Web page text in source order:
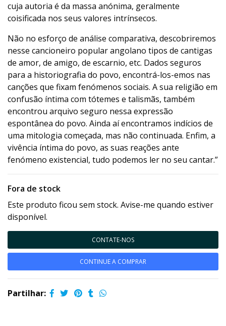
cuja autoria é da massa anónima, geralmente
coisificada nos seus valores intrínsecos.
Não no esforço de análise comparativa, descobriremos
nesse cancioneiro popular angolano tipos de cantigas
de amor, de amigo, de escarnio, etc. Dados seguros
para a historiografia do povo, encontrá-los-emos nas
canções que fixam fenómenos sociais. A sua religião em
confusão íntima com tótemes e talismãs, também
encontrou arquivo seguro nessa expressão
espontânea do povo. Ainda aí encontramos indícios de
uma mitologia começada, mas não continuada. Enfim, a
vivência íntima do povo, as suas reações ante
fenómeno existencial, tudo podemos ler no seu cantar.”
Fora de stock
Este produto ficou sem stock. Avise-me quando estiver
disponível.
CONTATE-NOS
CONTINUE A COMPRAR
Partilhar: